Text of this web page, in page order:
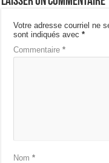
Votre adresse courriel ne
sont indiqués avec*
Commentaire*
Nom*